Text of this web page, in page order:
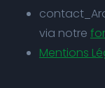
via notre
Mentions